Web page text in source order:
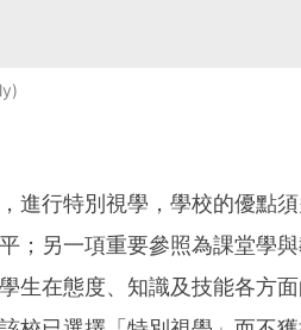
進行特別視學，學校的優點
；另一項重要參照為課堂學
生在態度、知識及技能各方